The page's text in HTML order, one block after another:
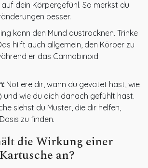
dein Körpergefühl. So merkst du
besser.
kann den Mund austrocknen. Trinke
hilft auch allgemein, den Körper zu
er das Cannabinoid
Notiere dir, wann du gevatet hast, wie
und wie du dich danach gefühlt hast.
siehst du Muster, die dir helfen,
zu finden.
die Wirkung einer
an?